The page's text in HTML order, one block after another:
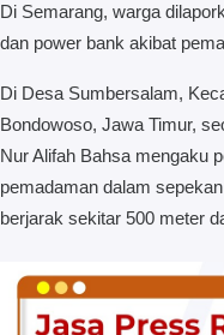
Di Semarang, warga
dan power bank akibat
Di Desa Sumbersalam,
Bondowoso, Jawa Timur,
Nur Alifah Bahsa mengaku
pemadaman dalam
berjarak sekitar 500 meter